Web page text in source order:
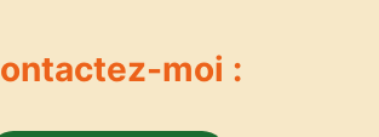
moi :